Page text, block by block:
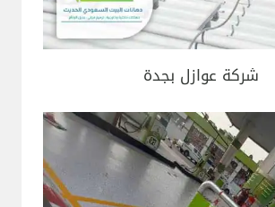
شركة عوازل بجدة